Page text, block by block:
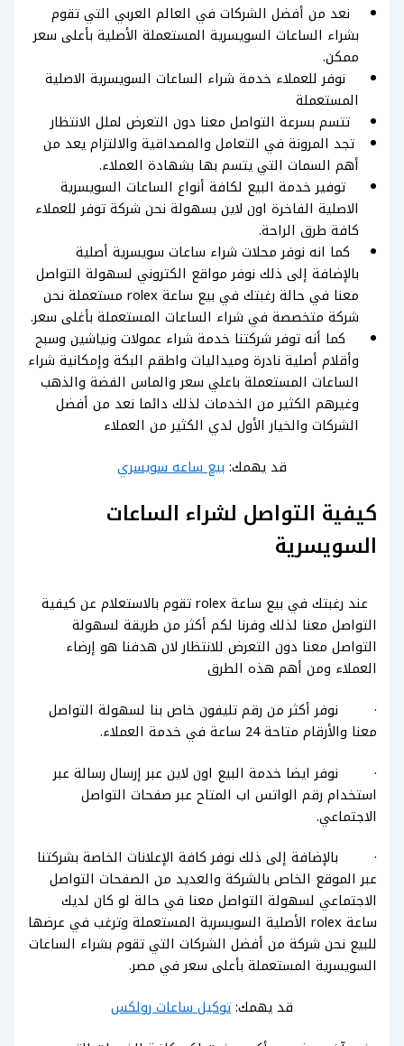
نعد من أفضل الشركات في العالم العربي التي تقوم
بشراء الساعات السويسرية المستعملة الأصلية بأعلى سعر
ممكن.
نوفر للعملاء خدمة شراء الساعات السويسرية الاصلية
المستعملة
تتسم بسرعة التواصل معنا دون التعرض لملل الانتظار
تجد المرونة في التعامل والمصداقية والالتزام يعد من
أهم السمات التي يتسم بها بشهادة العملاء.
توفير خدمة البيع لكافة أنواع الساعات السويسرية
الاصلية الفاخرة اون لاين بسهولة نحن شركة توفر للعملاء
كافة طرق الراحة.
كما انه نوفر محلات شراء ساعات سويسرية أصلية
بالإضافة إلى ذلك نوفر مواقع الكتروني لسهولة التواصل
معنا في حالة رغبتك في بيع ساعة rolex مستعملة نحن
شركة متخصصة في شراء الساعات المستعملة بأغلى سعر.
كما أنه توفر شركتنا خدمة شراء عمولات ونياشين وسبح
وأقلام أصلية نادرة وميداليات واطقم البكة وإمكانية شراء
الساعات المستعملة باعلي سعر والماس الفضة والذهب
وغيرهم الكثير من الخدمات لذلك دائما نعد من أفضل
الشركات والخيار الأول لدي الكثير من العملاء
قد يهمك: بيع ساعه سويسري
كيفية التواصل لشراء الساعات
السويسرية
عند رغبتك في بيع ساعة rolex تقوم بالاستعلام عن كيفية
التواصل معنا لذلك وفرنا لكم أكثر من طريقة لسهولة
التواصل معنا دون التعرض للانتظار لان هدفنا هو إرضاء
العملاء ومن أهم هذه الطرق
· نوفر أكثر من رقم تليفون خاص بنا لسهولة التواصل
معنا والأرقام متاحة 24 ساعة في خدمة العملاء.
· نوفر ايضا خدمة البيع اون لاين عبر إرسال رسالة عبر
استخدام رقم الواتس اب المتاح عبر صفحات التواصل
الاجتماعي.
· بالإضافة إلى ذلك نوفر كافة الإعلانات الخاصة بشركتنا
عبر الموقع الخاص بالشركة والعديد من الصفحات التواصل
الاجتماعي لسهولة التواصل معنا في حالة لو كان لديك
ساعة rolex الأصلية السويسرية المستعملة وترغب في عرضها
للبيع نحن شركة من أفضل الشركات التي تقوم بشراء الساعات
السويسرية المستعملة بأعلى سعر في مصر.
قد يهمك:توكيل ساعات رولكس